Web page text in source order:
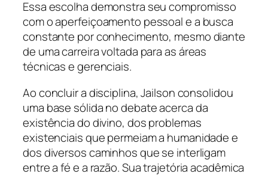
Essa escolha demonstra seu compromisso
com o aperfeiçoamento pessoal e a busca
constante por conhecimento, mesmo diante
de uma carreira voltada para as áreas
técnicas e gerenciais.
Ao concluir a disciplina, Jailson consolidou
uma base sólida no debate acerca da
existência do divino, dos problemas
existenciais que permeiam a humanidade e
dos diversos caminhos que se interligam
entre a fé e a razão. Sua trajetória acadêmica